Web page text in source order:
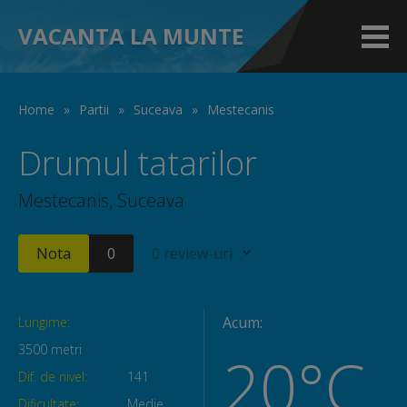
VACANTA LA MUNTE
Home » Partii » Suceava » Mestecanis
Drumul tatarilor
Mestecanis, Suceava
Nota 0 0 review-uri
Lungime:
3500 metri
Dif. de nivel:
141
Acum:
20°C